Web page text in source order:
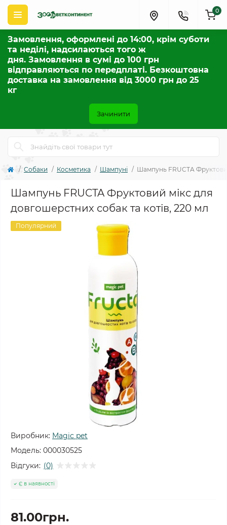
Замовлення, оформлені до 14:00, крім суботи
та неділі, надсилаються того ж
дня. Замовлення в сумі до 100 грн
відправляються по передплаті. Безкоштовна
доставка на замовлення від 3000 грн до 25
кг
Зачинити
0
Собаки Косметика Шампуні Шампунь FRUCTA
Шампунь FRUCTA Фруктовий мікс для
довгошерстних собак та котів, 220 мл
Популярний
Виробник: Magiс pet
Модель: 000030525
Відгуки: (0)
Є в наявності
81.00грн.